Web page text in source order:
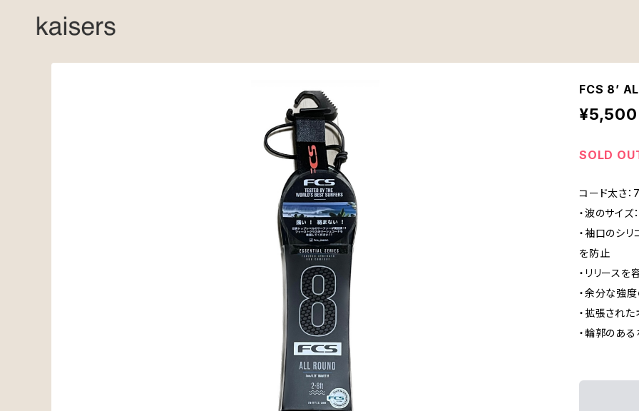
FCS 8’
¥5,500
SOLD
コード太さ：
・波のサイズ
・袖口のシリ
を防止
・リリース
・余分な強
・拡張され
・輪郭のあ